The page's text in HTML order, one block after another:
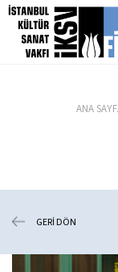
icerigi atla
ANA
GERİ DÖN